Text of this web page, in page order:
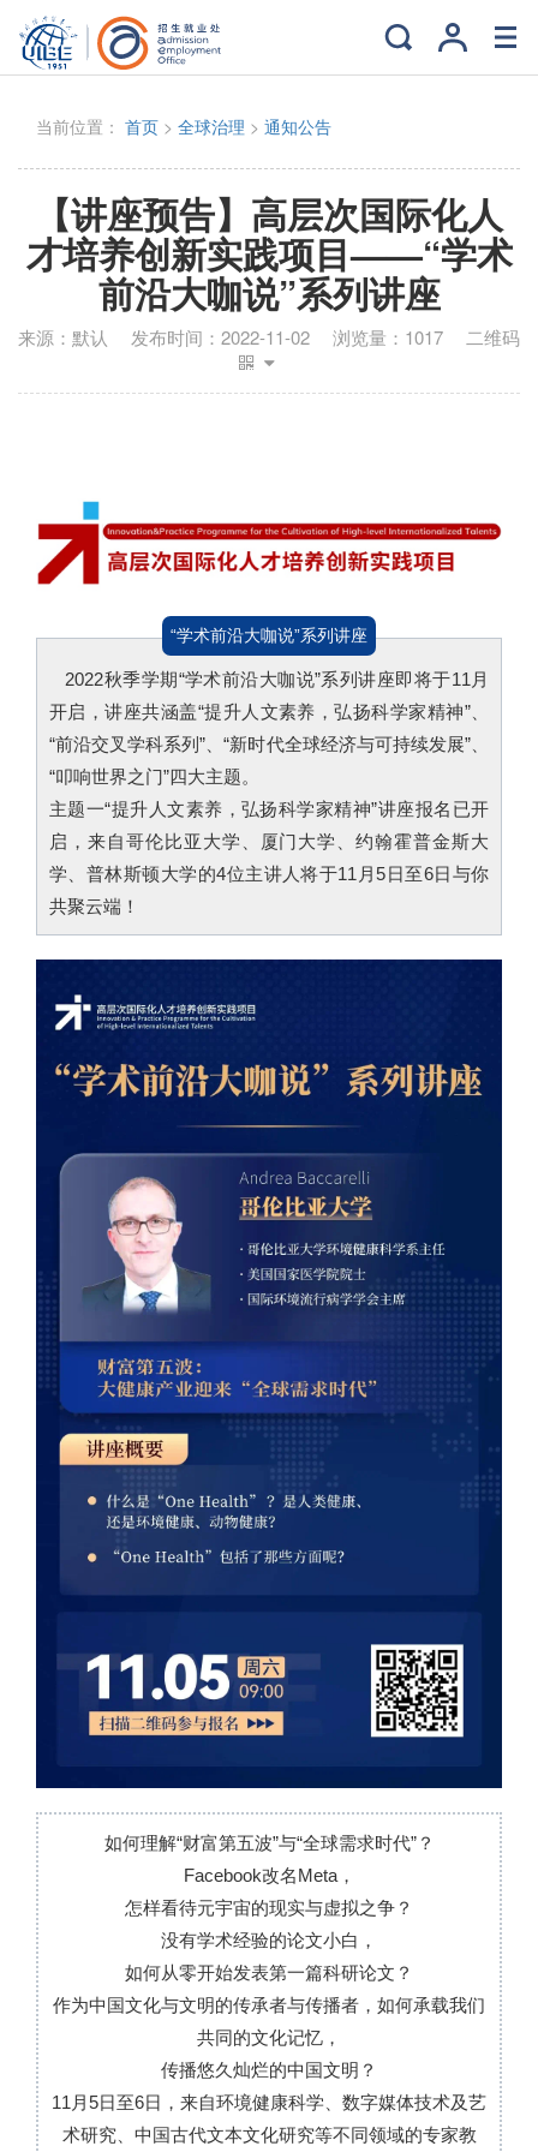
当前位置： 首页 > 全球治理 > 通知公告
【讲座预告】高层次国际化人
才培养创新实践项目——“学术
前沿大咖说”系列讲座
来源： 默认 发布时间： 2022-11-02 浏览量： 1017 二维码
“学术前沿大咖说”系列讲座
2022秋季学期“学术前沿大咖说”系列讲座即将于11月
开启，讲座共涵盖“提升人文素养，弘扬科学家精神”、
“前沿交叉学科系列”、“新时代全球经济与可持续发展”、
“叩响世界之门”四大主题。
主题一“提升人文素养，弘扬科学家精神”讲座报名已开
启，来自哥伦比亚大学、厦门大学、约翰霍普金斯大
学、普林斯顿大学的4位主讲人将于11月5日至6日与你
共聚云端！
如何理解“财富第五波”与“全球需求时代”？
Facebook改名Meta，
怎样看待元宇宙的现实与虚拟之争？
没有学术经验的论文小白，
如何从零开始发表第一篇科研论文？
作为中国文化与文明的传承者与传播者，如何承载我们
共同的文化记忆，
传播悠久灿烂的中国文明？
11月5日至6日，来自环境健康科学、数字媒体技术及艺
术研究、中国古代文本文化研究等不同领域的专家教